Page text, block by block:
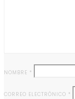
NOMBRE *
CORREO ELECTRÓNICO *